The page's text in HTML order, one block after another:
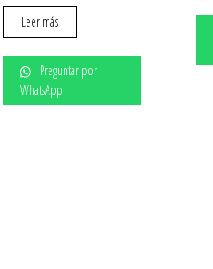
Leer más
Preguntar por
WhatsApp